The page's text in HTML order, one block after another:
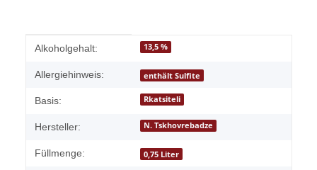
Produkteigenschaft
Wert
Alkoholgehalt: 13,5 %
Allergiehinweis: enthält Sulfite
Basis: Rkatsiteli
Hersteller: N. Tskhovrebadze
Füllmenge: 0,75 Liter